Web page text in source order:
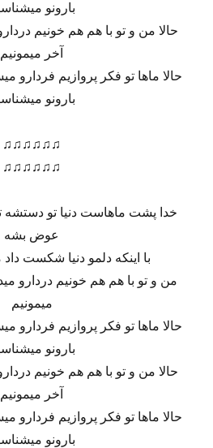
بارونو
حالا من و تو با هم هم خونیم
آخر میمونیم
حالا ماها تو فکر پروازیم فردارو
بارونو
♫♫♫♫♫♫
♫♫♫♫♫♫
خدا پشت ماهاست دنیا تو دستشه
عوض بشه
با اینکه دلمو دنیا شکست
من و تو با هم هم خونیم دردارو
میمونیم
حالا ماها تو فکر پروازیم فردارو
بارونو
حالا من و تو با هم هم خونیم
آخر میمونیم
حالا ماها تو فکر پروازیم فردارو
بارونو